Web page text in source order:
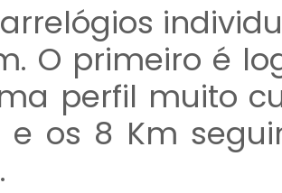
O primeiro é
perfil muito
e os 8 Km